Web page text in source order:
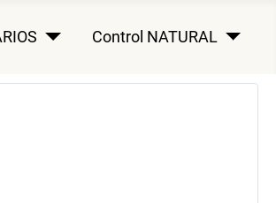
Control NATURAL